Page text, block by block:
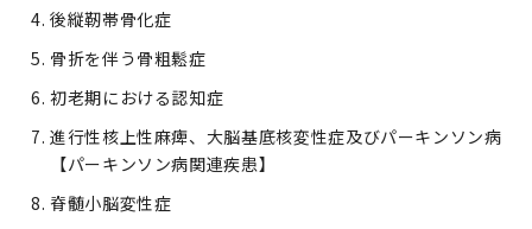
後縦靭帯骨化症
骨折を伴う骨粗鬆症
初老期における認知症
進行性核上性麻痺、大脳基底核変性症及びパーキンソン病
【パーキンソン病関連疾患】
脊髄小脳変性症